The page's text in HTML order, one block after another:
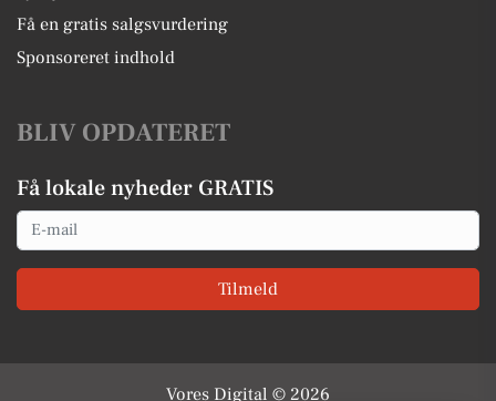
Få en gratis salgsvurdering
Sponsoreret indhold
BLIV OPDATERET
Få lokale nyheder GRATIS
Email
Tilmeld
Vores Digital © 2026